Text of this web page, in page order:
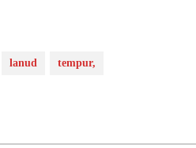
lanud tempur,